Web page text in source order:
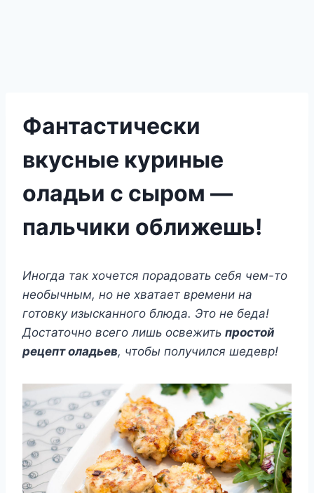
Фантастически
вкусные куриные
оладьи с сыром —
пальчики оближешь!
Иногда так хочется порадовать себя чем-то
необычным, но не хватает времени на
готовку изысканного блюда. Это не беда!
Достаточно всего лишь освежить простой
рецепт оладьев, чтобы получился шедевр!